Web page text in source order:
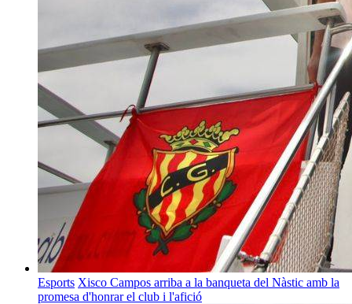
Esports Xisco Campos arriba a la banqueta del Nàstic amb la
promesa d'honrar el club i l'afició